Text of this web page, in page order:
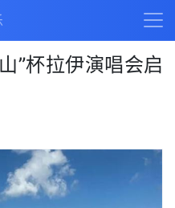
”杯拉伊演唱会启